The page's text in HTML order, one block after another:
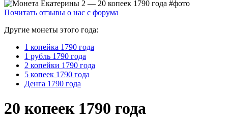
Почитать отзывы о нас с форума
Другие монеты этого года:
1 копейка 1790 года
1 рубль 1790 года
2 копейки 1790 года
5 копеек 1790 года
Денга 1790 года
20 копеек 1790 года